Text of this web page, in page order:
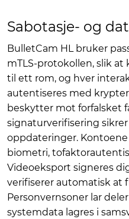
Sabotasje- og
BulletCam HL bruker
mTLS-protokollen, slik
til ett rom, og hver
autentiseres med
beskytter mot forfalsket
signaturverifisering
oppdateringer.
biometri,
Videoeksport signeres
verifiserer automatisk at
Personvernsoner lar
systemdata lagres i